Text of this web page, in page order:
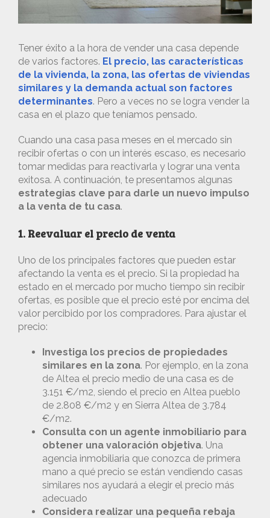
Tener éxito a la hora de vender una casa depende
de varios factores. El precio, las características
de la vivienda, la zona, las ofertas de viviendas
similares y la demanda actual son factores
determinantes. Pero a veces no se logra vender la
casa en el plazo que teníamos pensado.
Cuando una casa pasa meses en el mercado sin
recibir ofertas o con un interés escaso, es necesario
tomar medidas para reactivarla y lograr una venta
exitosa. A continuación, te presentamos algunas
estrategias clave para darle un nuevo impulso
a la venta de tu casa.
1. Reevaluar el precio de venta
Uno de los principales factores que pueden estar
afectando la venta es el precio. Si la propiedad ha
estado en el mercado por mucho tiempo sin recibir
ofertas, es posible que el precio esté por encima del
valor percibido por los compradores. Para ajustar el
precio:
Investiga los precios de propiedades
similares en la zona. Por ejemplo, en la zona
de Altea el precio medio de una casa es de
3.151 €/m2, siendo el precio en Altea pueblo
de 2.808 €/m2 y en Sierra Altea de 3.784
€/m2.
Consulta con un agente inmobiliario para
obtener una valoración objetiva. Una
agencia inmobiliaria que conozca de primera
mano a qué precio se están vendiendo casas
similares nos ayudará a elegir el precio más
adecuado
Considera realizar una pequeña rebaja